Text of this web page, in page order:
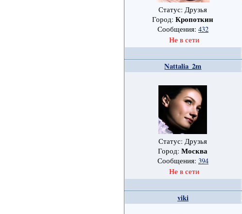
Статус: Друзья
Город:Кропоткин
Сообщения: 432
Не в сети
Nattalia_2m
Статус: Друзья
Город:Москва
Сообщения: 394
Не в сети
viki